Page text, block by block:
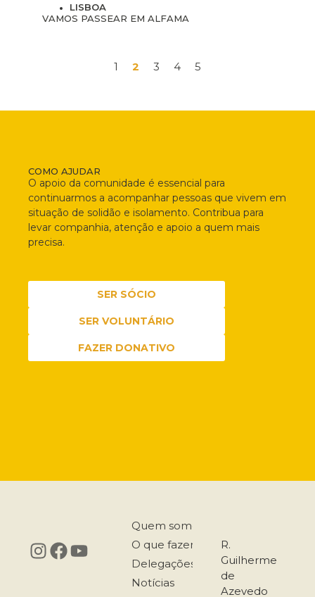
LISBOA
VAMOS PASSEAR EM ALFAMA
1 2 3 4 5
COMO AJUDAR
O apoio da comunidade é essencial para
continuarmos a acompanhar pessoas que vivem em
situação de solidão e isolamento. Contribua para
levar companhia, atenção e apoio a quem mais
precisa.
SER SÓCIO
SER VOLUNTÁRIO
FAZER DONATIVO
Quem somos
O que fazemos
Delegações
Notícias
R.
Guilherme
de
Azevedo